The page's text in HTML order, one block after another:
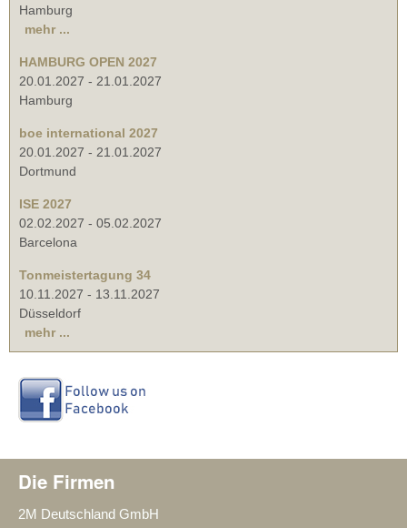
Hamburg
mehr ...
HAMBURG OPEN 2027
20.01.2027 - 21.01.2027
Hamburg
boe international 2027
20.01.2027 - 21.01.2027
Dortmund
ISE 2027
02.02.2027 - 05.02.2027
Barcelona
Tonmeistertagung 34
10.11.2027 - 13.11.2027
Düsseldorf
mehr ...
Die Firmen
2M Deutschland GmbH